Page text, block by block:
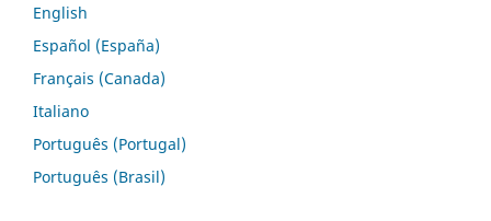
English
Español (España)
Français (Canada)
Italiano
Português (Portugal)
Português (Brasil)